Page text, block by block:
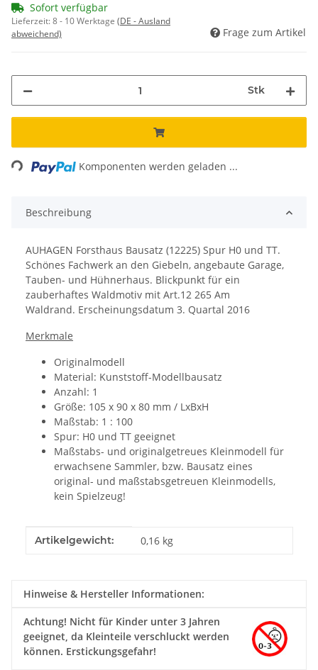
Sofort verfügbar
Lieferzeit:8 - 10 Werktage (DE - Ausland
abweichend)
Frage zum Artikel
Stk
Komponenten werden geladen ...
Beschreibung
AUHAGEN Forsthaus Bausatz (12225) Spur H0 und TT.
Schönes Fachwerk an den Giebeln, angebaute Garage,
Tauben- und Hühnerhaus. Blickpunkt für ein
zauberhaftes Waldmotiv mit Art.12 265 Am
Waldrand. Erscheinungsdatum 3. Quartal 2016
Merkmale
Originalmodell
Material: Kunststoff-Modellbausatz
Anzahl: 1
Größe: 105 x 90 x 80 mm / LxBxH
Maßstab: 1 : 100
Spur: H0 und TT geeignet
Maßstabs- und originalgetreues Kleinmodell für
erwachsene Sammler, bzw. Bausatz eines
original- und maßstabsgetreuen Kleinmodells,
kein Spielzeug!
Produkteigenschaft
Wert
Artikelgewicht: 0,16 kg
Hinweise & Hersteller Informationen:
Achtung! Nicht für Kinder unter 3 Jahren
geeignet, da Kleinteile verschluckt werden
können. Erstickungsgefahr!